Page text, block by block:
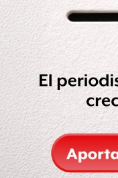
De acuerdo con su
especialidad en
Universidad
Samaniego se
1969 y 1974, la
Naturales, donde
Sanidad Vegetal del
México.
En el sector